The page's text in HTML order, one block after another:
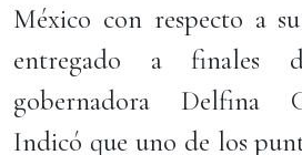
México con respecto a
entregado a
gobernadora Delfina
Indicó que uno de los